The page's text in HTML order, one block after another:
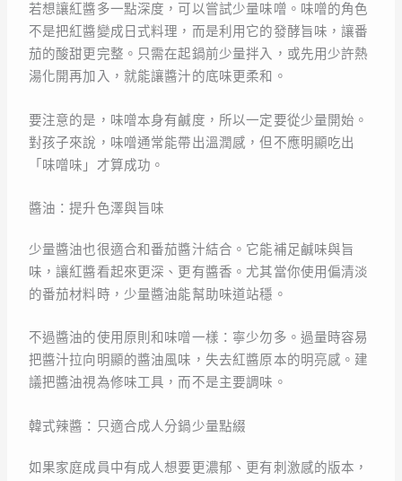
若想讓紅醬多一點深度，可以嘗試少量味噌。味噌的角色
不是把紅醬變成日式料理，而是利用它的發酵旨味，讓番
茄的酸甜更完整。只需在起鍋前少量拌入，或先用少許熱
湯化開再加入，就能讓醬汁的底味更柔和。
要注意的是，味噌本身有鹹度，所以一定要從少量開始。
對孩子來說，味噌通常能帶出溫潤感，但不應明顯吃出
「味噌味」才算成功。
醬油：提升色澤與旨味
少量醬油也很適合和番茄醬汁結合。它能補足鹹味與旨
味，讓紅醬看起來更深、更有醬香。尤其當你使用偏清淡
的番茄材料時，少量醬油能幫助味道站穩。
不過醬油的使用原則和味噌一樣：寧少勿多。過量時容易
把醬汁拉向明顯的醬油風味，失去紅醬原本的明亮感。建
議把醬油視為修味工具，而不是主要調味。
韓式辣醬：只適合成人分鍋少量點綴
如果家庭成員中有成人想要更濃郁、更有刺激感的版本，